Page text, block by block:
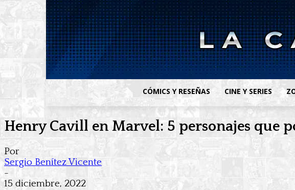
CÓMICS Y RESEÑAS CINE Y SERIES
Henry Cavill en Marvel: 5 personajes que
Por
Sergio Benítez Vicente
-
15 diciembre, 2022